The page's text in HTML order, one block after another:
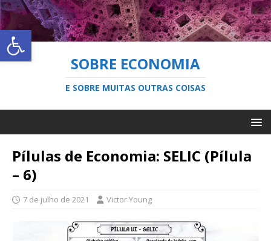
Abrir a barra de ferramentas
SOBRE ECONOMIA
E SOBRE MUITAS OUTRAS COISAS
Pílulas de Economia: SELIC (Pílula
– 6)
7 de julho de 2021 Victor Young